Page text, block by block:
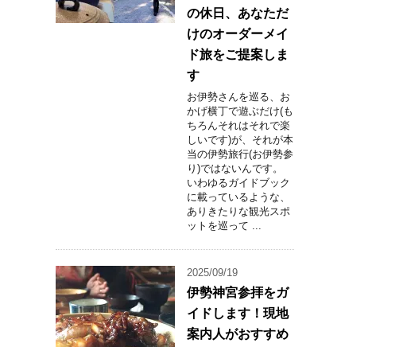
の休日、あなただ
けのオーダーメイ
ド旅をご提案しま
す
お伊勢さんを巡る、お
かげ横丁で遊ぶだけ(も
ちろんそれはそれで楽
しいです)が、それが本
当の伊勢旅行(お伊勢参
り)ではないんです。
いわゆるガイドブック
に載っているような、
ありきたりな観光スポ
ットを巡って ...
2025/09/19
伊勢神宮参拝をガ
イドします！現地
案内人がおすすめ